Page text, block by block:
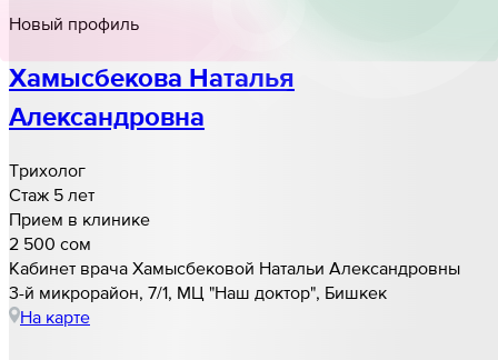
Новый профиль
Хамысбекова Наталья
Александровна
Трихолог
Стаж 5 лет
Прием в клинике
2 500 cом
Кабинет врача Хамысбековой Натальи Александровны
3-й микрорайон, 7/1, МЦ "Наш доктор", Бишкек
На карте